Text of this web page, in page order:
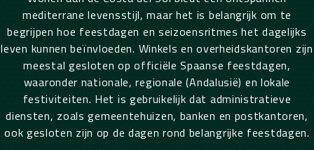
mediterrane levensstijl, maar het is belangrijk om te
begrijpen hoe feestdagen en seizoensritmes het dagelijks
leven kunnen beïnvloeden. Winkels en overheidskantoren zijn
meestal gesloten op officiële Spaanse feestdagen,
waaronder nationale, regionale (Andalusië) en lokale
festiviteiten. Het is gebruikelijk dat administratieve
diensten, zoals gemeentehuizen, banken en postkantoren,
ook gesloten zijn op de dagen rond belangrijke feestdagen.